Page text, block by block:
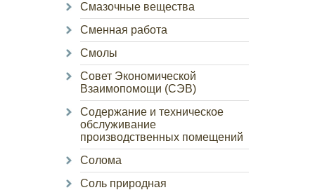
Смазочные вещества
Сменная работа
Смолы
Совет Экономической
Взаимопомощи (СЭВ)
Содержание и техническое
обслуживание
производственных помещений
Солома
Соль природная